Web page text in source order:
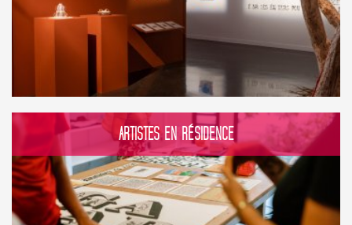
ARTISTES EN RÉSIDENCE